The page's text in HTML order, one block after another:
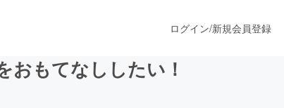
ログイン/新規会員登録
おもてなししたい！